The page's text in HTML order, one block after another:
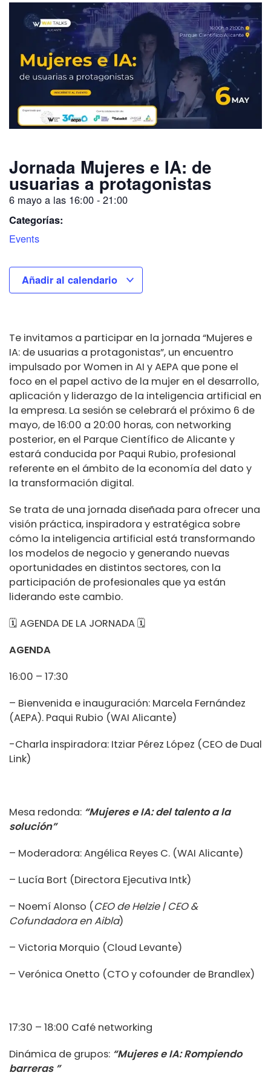
Jornada Mujeres e IA: de
usuarias a protagonistas
6 mayo a las 16:00 - 21:00
Categorías:
Events
Añadir al calendario
Te invitamos a participar en la jornada “Mujeres e
IA: de usuarias a protagonistas”, un encuentro
impulsado por Women in AI y AEPA que pone el
foco en el papel activo de la mujer en el desarrollo,
aplicación y liderazgo de la inteligencia artificial en
la empresa. La sesión se celebrará el próximo 6 de
mayo, de 16:00 a 20:00 horas, con networking
posterior, en el Parque Científico de Alicante y
estará conducida por Paqui Rubio, profesional
referente en el ámbito de la economía del dato y
la transformación digital.
Se trata de una jornada diseñada para ofrecer una
visión práctica, inspiradora y estratégica sobre
cómo la inteligencia artificial está transformando
los modelos de negocio y generando nuevas
oportunidades en distintos sectores, con la
participación de profesionales que ya están
liderando este cambio.
🗓 AGENDA DE LA JORNADA 🗓
AGENDA
16:00 – 17:30
– Bienvenida e inauguración: Marcela Fernández
(AEPA). Paqui Rubio (WAI Alicante)
-Charla inspiradora: Itziar Pérez López (CEO de Dual
Link)
Mesa redonda: “Mujeres e IA: del talento a la
solución”
– Moderadora: Angélica Reyes C. (WAI Alicante)
– Lucía Bort (Directora Ejecutiva Intk)
– Noemí Alonso (CEO de Helzie | CEO &
Cofundadora en Aibla)
– Victoria Morquio (Cloud Levante)
– Verónica Onetto (CTO y cofounder de Brandlex)
17:30 – 18:00 Café networking
Dinámica de grupos: “Mujeres e IA: Rompiendo
barreras ”